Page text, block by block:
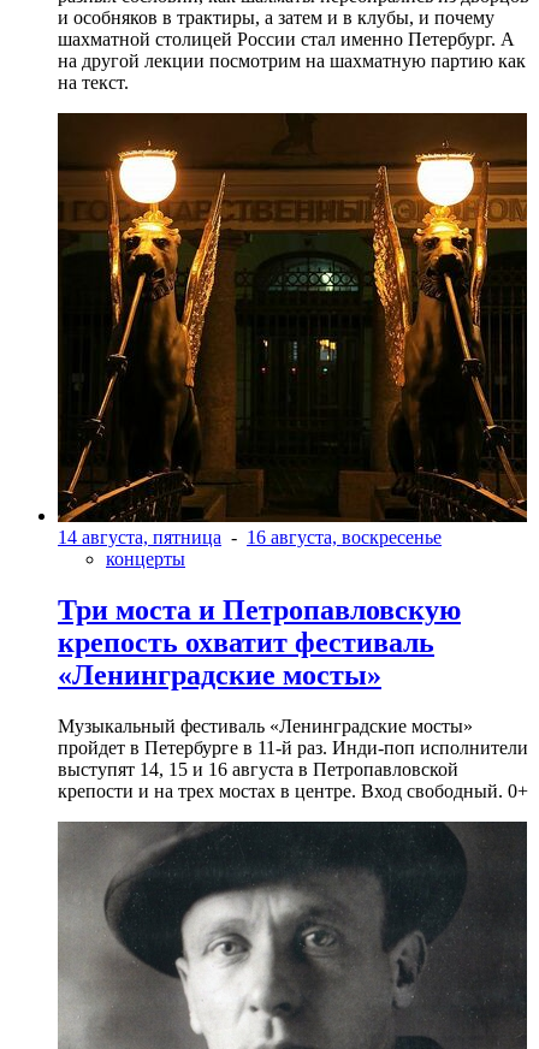
и особняков в трактиры, а затем и в клубы, и почему
шахматной столицей России стал именно Петербург. А
на другой лекции посмотрим на шахматную партию как
на текст.
14 августа, пятница - 16 августа, воскресенье
концерты
Три моста и Петропавловскую
крепость охватит фестиваль
«Ленинградские мосты»
Музыкальный фестиваль «Ленинградские мосты»
пройдет в Петербурге в 11-й раз. Инди-поп исполнители
выступят 14, 15 и 16 августа в Петропавловской
крепости и на трех мостах в центре. Вход свободный. 0+